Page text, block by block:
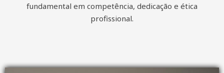
fundamental em competência, dedicação e ética
profissional.